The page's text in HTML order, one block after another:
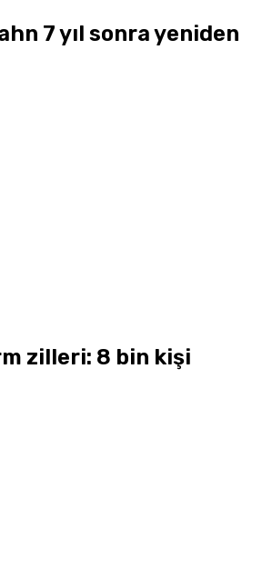
7 yıl sonra yeniden
zilleri: 8 bin kişi